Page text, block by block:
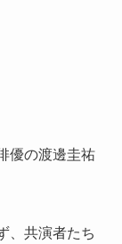
優の渡邊圭祐
、共演者たち